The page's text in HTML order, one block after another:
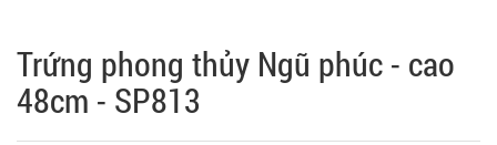
Trứng phong thủy Ngũ phúc - cao
48cm - SP813